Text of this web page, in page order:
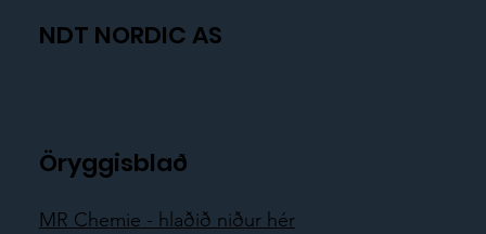
NDT NORDIC AS
Öryggisblað
MR Chemie - hlaðið niður hér